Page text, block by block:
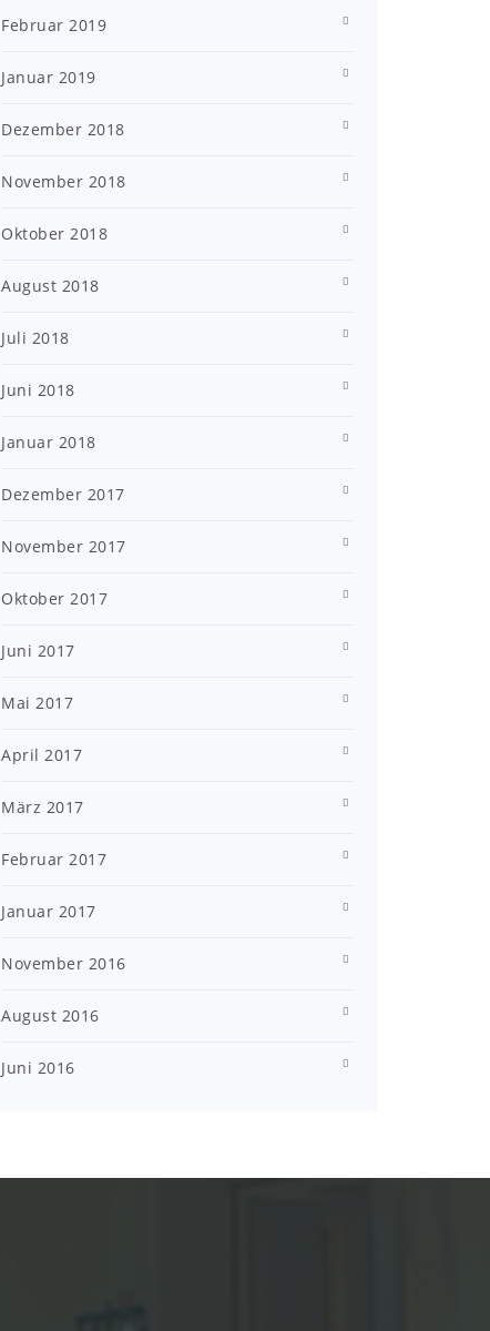
Februar 2019
Januar 2019
Dezember 2018
November 2018
Oktober 2018
August 2018
Juli 2018
Juni 2018
Januar 2018
Dezember 2017
November 2017
Oktober 2017
Juni 2017
Mai 2017
April 2017
März 2017
Februar 2017
Januar 2017
November 2016
August 2016
Juni 2016